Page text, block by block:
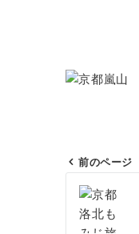
投
稿
前のページ